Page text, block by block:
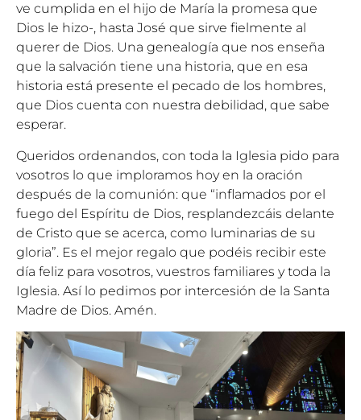
ve cumplida en el hijo de María la promesa que
Dios le hizo-, hasta José que sirve fielmente al
querer de Dios. Una genealogía que nos enseña
que la salvación tiene una historia, que en esa
historia está presente el pecado de los hombres,
que Dios cuenta con nuestra debilidad, que sabe
esperar.
Queridos ordenandos, con toda la Iglesia pido para
vosotros lo que imploramos hoy en la oración
después de la comunión: que “inflamados por el
fuego del Espíritu de Dios, resplandezcáis delante
de Cristo que se acerca, como luminarias de su
gloria”. Es el mejor regalo que podéis recibir este
día feliz para vosotros, vuestros familiares y toda la
Iglesia. Así lo pedimos por intercesión de la Santa
Madre de Dios. Amén.